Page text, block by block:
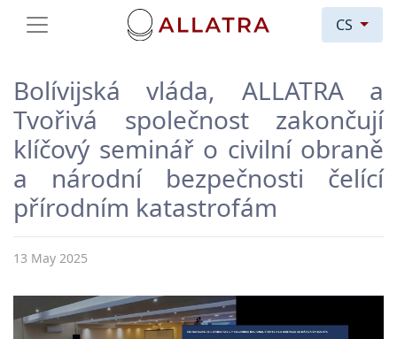
CS
Bolívijská vláda, ALLATRA a
Tvořivá společnost zakončují
klíčový seminář o civilní obraně
a národní bezpečnosti čelící
přírodním katastrofám
13 May 2025